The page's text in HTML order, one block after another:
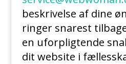
beskrivelse af dine
ringer snarest
en uforpligtende
dit website i